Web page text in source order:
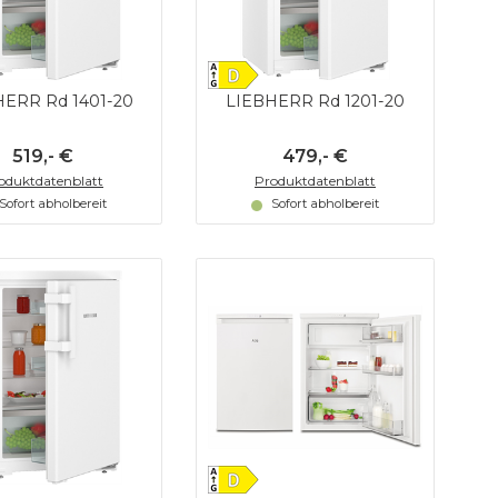
Rd 1401-20
519,- €
Sofort abholbereit
LIEBHERR Rd 1201-20
479,- €
Produktdatenblatt
Sofort abholbereit